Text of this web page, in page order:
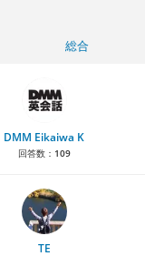
総合
DMM Eikaiwa K
回答数： 109
TE